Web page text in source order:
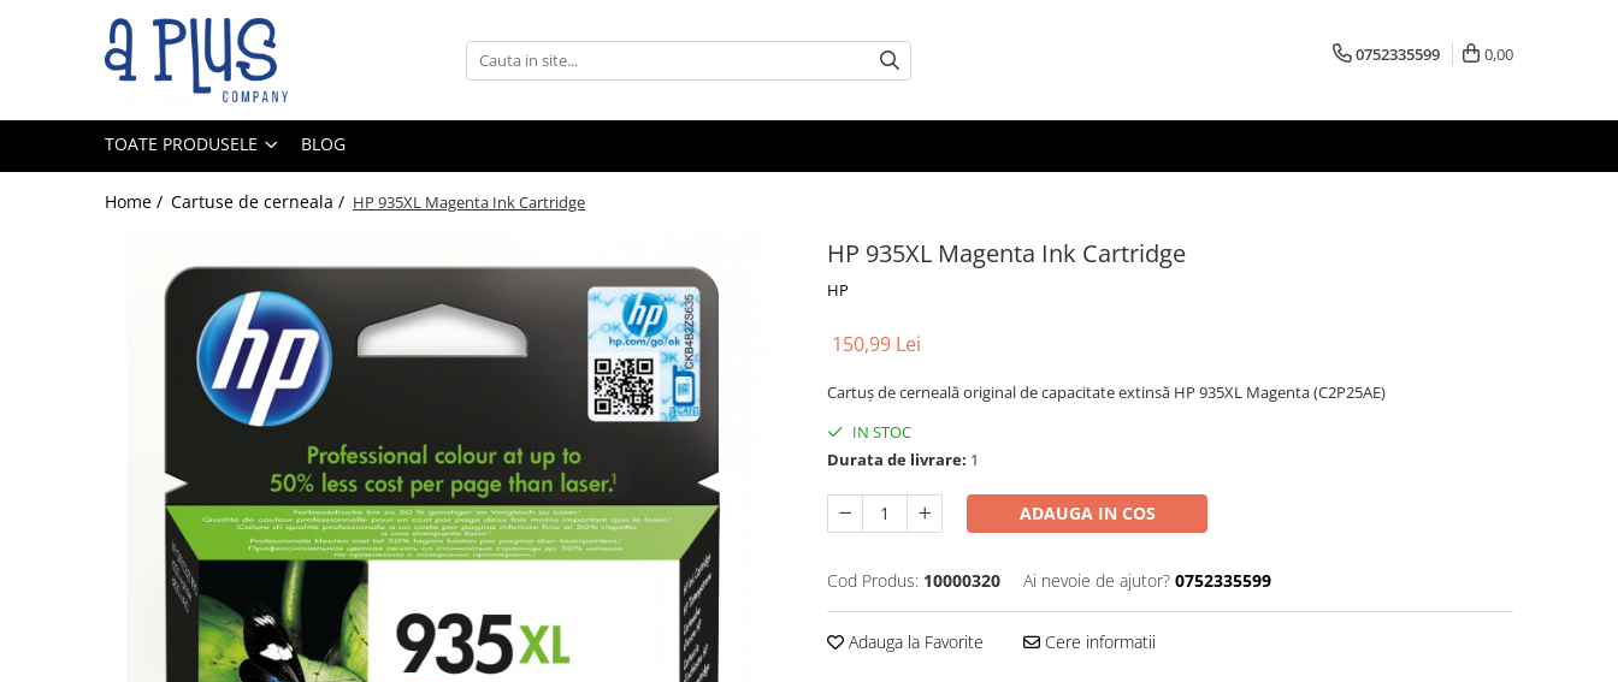
Toate Produsele
Cartuse toner
Unitate cilindru (Drum unit)
0752335599 0,00
TOATE PRODUSELE BLOG
Home / Cartuse de cerneala / HP 935XL Magenta Ink Cartridge
HP 935XL Magenta Ink Cartridge
HP
150,99 Lei
Cartuş de cerneală original de capacitate extinsă HP 935XL Magenta (C2P25AE)
IN STOC
Durata de livrare: 1
ADAUGA IN COS
Cod Produs: 10000320 Ai nevoie de ajutor? 0752335599
Adauga la Favorite Cere informatii